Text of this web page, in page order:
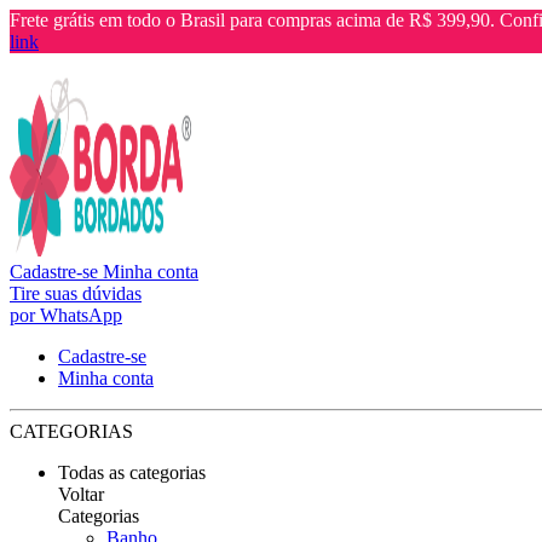
Frete grátis em todo o Brasil para compras acima de R$ 399,90.
link
Cadastre-se Minha conta
Tire suas dúvidas
por WhatsApp
Cadastre-se
Minha conta
CATEGORIAS
Todas as categorias
Voltar
Categorias
Banho